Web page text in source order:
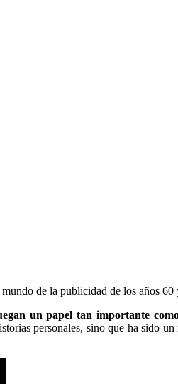
de la publicidad de los años 60
un papel tan importante
personales, sino que ha sido un